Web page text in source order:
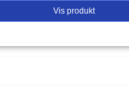
Vis produkt